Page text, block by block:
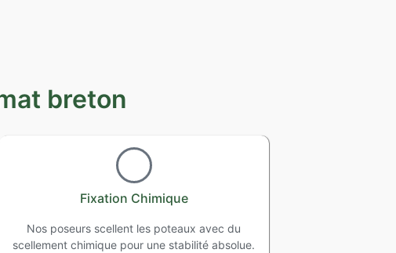
breton
Fixation Chimique
Nos poseurs scellent les poteaux avec du
scellement chimique pour une stabilité absolue.